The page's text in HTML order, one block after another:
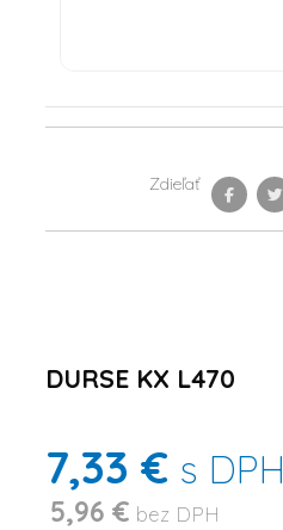
Zdieľať
DURSE KX L470
7,33 € s DPH
5,96 € bez DPH